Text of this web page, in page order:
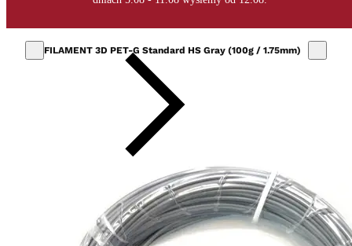
FILAMENT 3D PET-G Standard HS Gray (100g / 1.75mm)